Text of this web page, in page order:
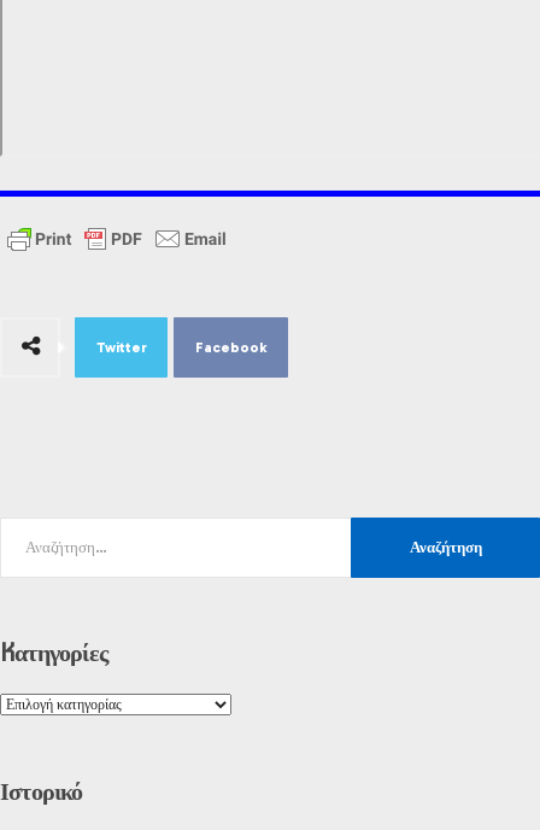
Twitter Facebook
Kατηγορίες
Ιστορικό